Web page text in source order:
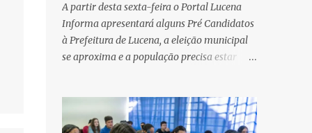
A partir desta sexta-feira o Portal Lucena
Informa apresentará alguns Pré Candidatos
à Prefeitura de Lucena, a eleição municipal
se aproxima e a população precisa estar
articulações e possíveis junções para manter
ou conquistar eleitorado. Confirmados até